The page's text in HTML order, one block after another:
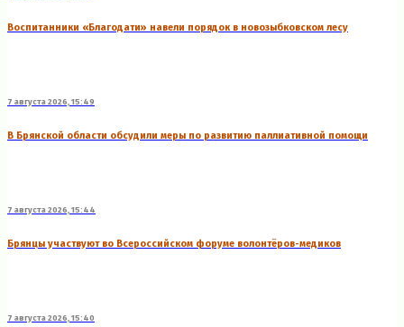
Воспитанники «Благодати» навели порядок в новозыбковском лесу
7 августа 2026, 15:49
В Брянской области обсудили меры по развитию паллиативной помощи
7 августа 2026, 15:44
Брянцы участвуют во Всероссийском форуме волонтёров-медиков
7 августа 2026, 15:40